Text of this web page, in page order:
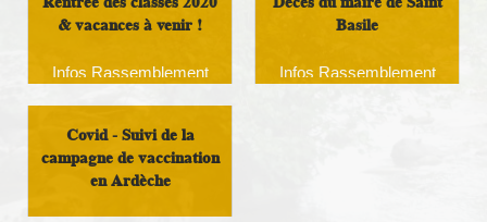
& vacances à venir !
Infos Rassemblement
Basile
Infos Rassemblement
Covid - Suivi de la
campagne de vaccination
en Ardèche